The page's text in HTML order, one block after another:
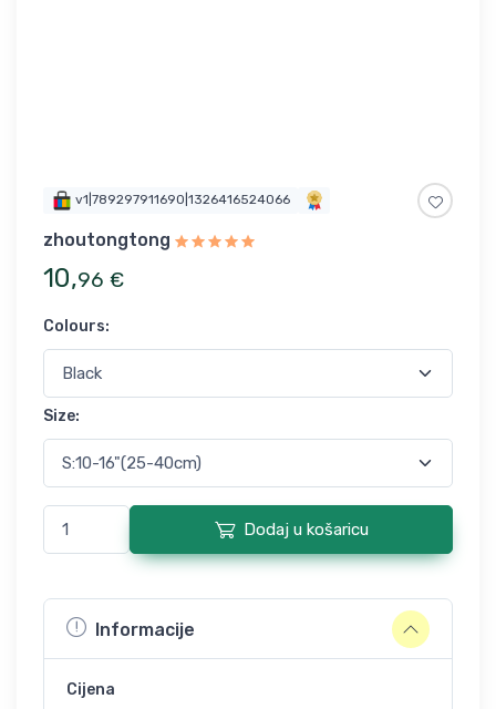
v1|789297911690|1326416524066
zhoutongtong
10,96 €
Colours:
Size:
Dodaj u košaricu
Informacije
Cijena